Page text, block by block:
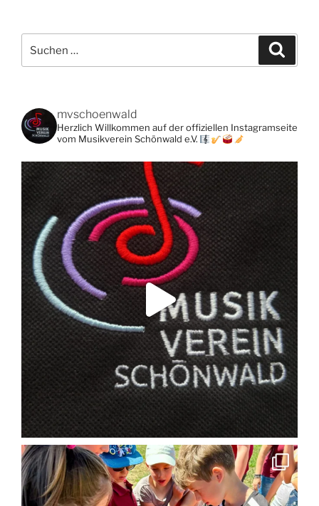
nach:
mvschoenwald
Herzlich Willkommen auf der offiziellen Instagramseite
vom Musikverein Schönwald e.V.